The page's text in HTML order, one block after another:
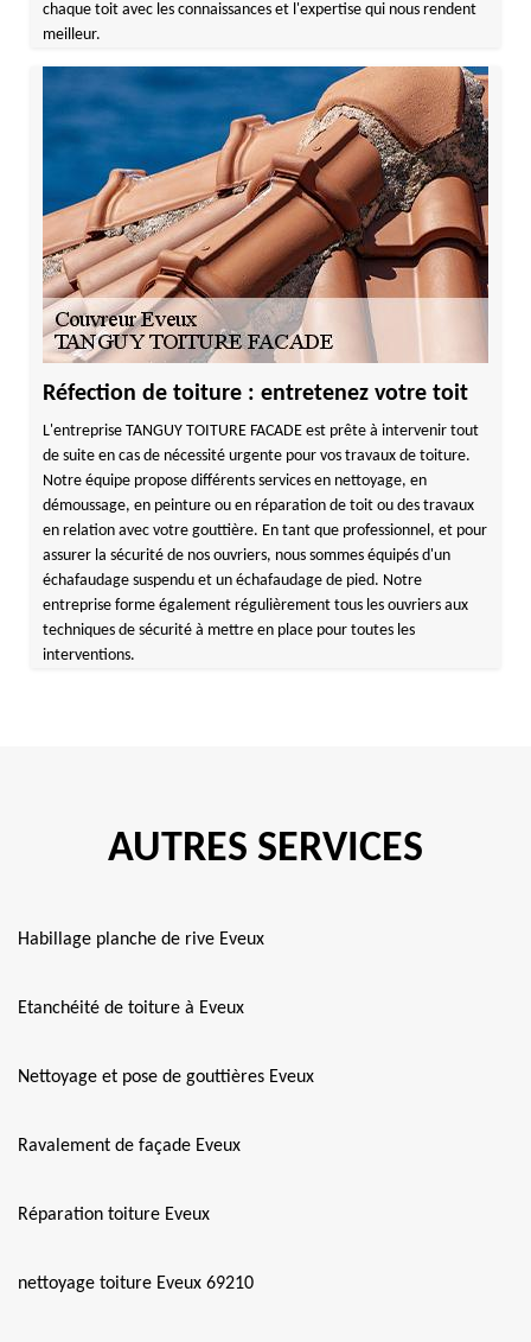
chaque toit avec les connaissances et l'expertise qui nous rendent
meilleur.
Réfection de toiture : entretenez votre toit
L'entreprise TANGUY TOITURE FACADE est prête à intervenir tout
de suite en cas de nécessité urgente pour vos travaux de toiture.
Notre équipe propose différents services en nettoyage, en
démoussage, en peinture ou en réparation de toit ou des travaux
en relation avec votre gouttière. En tant que professionnel, et pour
assurer la sécurité de nos ouvriers, nous sommes équipés d'un
échafaudage suspendu et un échafaudage de pied. Notre
entreprise forme également régulièrement tous les ouvriers aux
techniques de sécurité à mettre en place pour toutes les
interventions.
AUTRES SERVICES
Habillage planche de rive Eveux
Etanchéité de toiture à Eveux
Nettoyage et pose de gouttières Eveux
Ravalement de façade Eveux
Réparation toiture Eveux
nettoyage toiture Eveux 69210